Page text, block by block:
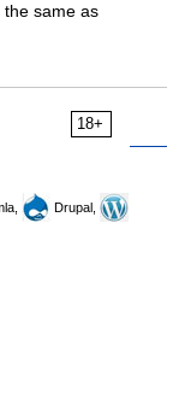
the same as
18+
Drupal,